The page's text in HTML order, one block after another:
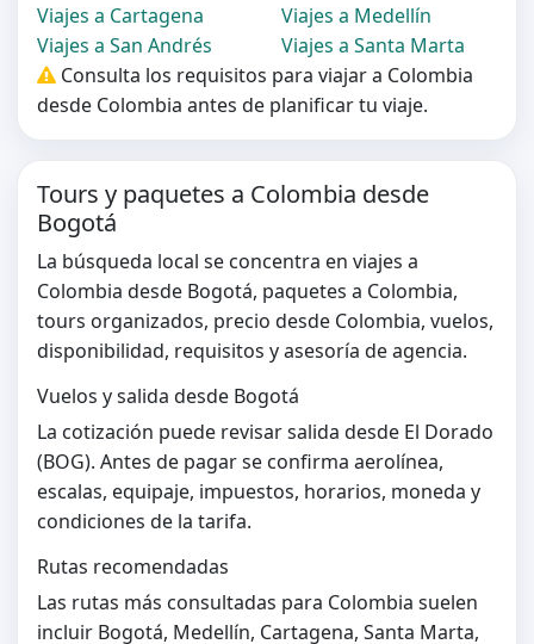
Viajes a Cartagena
Viajes a Medellín
Viajes a San Andrés
Viajes a Santa Marta
Consulta los requisitos para viajar a Colombia
desde Colombia antes de planificar tu viaje.
Tours y paquetes a Colombia desde
Bogotá
La búsqueda local se concentra en viajes a
Colombia desde Bogotá, paquetes a Colombia,
tours organizados, precio desde Colombia, vuelos,
disponibilidad, requisitos y asesoría de agencia.
Vuelos y salida desde Bogotá
La cotización puede revisar salida desde El Dorado
(BOG). Antes de pagar se confirma aerolínea,
escalas, equipaje, impuestos, horarios, moneda y
condiciones de la tarifa.
Rutas recomendadas
Las rutas más consultadas para Colombia suelen
incluir Bogotá, Medellín, Cartagena, Santa Marta,